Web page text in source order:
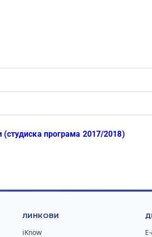
програма 2017/2018)
ЛИНКОВИ
iKnow